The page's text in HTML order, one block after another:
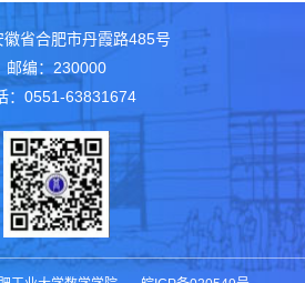
徽省合肥市丹霞路485号
邮编：230000
：0551-63831674